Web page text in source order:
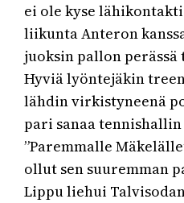
ei ole kyse
liikunta Anteron
juoksin pallon
Hyviä lyöntejäkin
lähdin virkistyneenä
pari sanaa
”Paremmalle
ollut sen suuremman
Lippu liehui